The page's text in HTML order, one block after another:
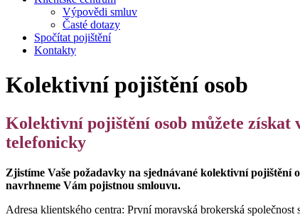
Výpovědi smluv
Časté dotazy
Spočítat pojištění
Kontakty
Kolektivní pojištění osob
Kolektivní pojištění osob můžete získat
telefonicky
Zjistíme Vaše požadavky na sjednávané kolektivní pojištění
navrhneme Vám pojistnou smlouvu.
Adresa klientského centra: První moravská brokerská společnost